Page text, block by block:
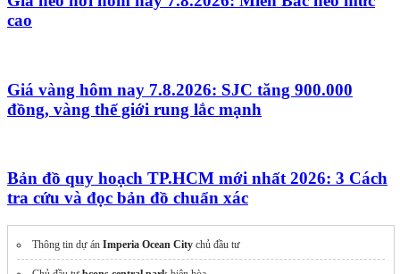
cao
Giá vàng hôm nay 7.8.2026: SJC tăng 900.000
đồng, vàng thế giới rung lắc mạnh
Bản đồ quy hoạch TP.HCM mới nhất 2026: 3 Cách
tra cứu và đọc bản đồ chuẩn xác
Thông tin dự án Imperia Ocean City chủ đầu tư